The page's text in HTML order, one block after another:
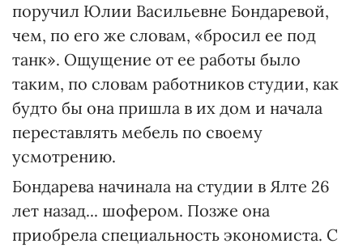
поручил Юлии Васильевне Бондаревой,
чем, по его же словам, «бросил ее под
танк». Ощущение от ее работы было
таким, по словам работников студии, как
будто бы она пришла в их дом и начала
переставлять мебель по своему
усмотрению.
Бондарева начинала на студии в Ялте 26
лет назад... шофером. Позже она
приобрела специальность экономиста. С